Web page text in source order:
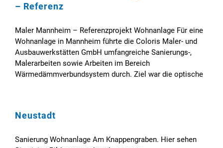
– Referenz
Maler Mannheim – Referenzprojekt Wohnanlage Für eine
Wohnanlage in Mannheim führte die Coloris Maler- und
Ausbauwerkstätten GmbH umfangreiche Sanierungs-,
Malerarbeiten sowie Arbeiten im Bereich
Wärmedämmverbundsystem durch. Ziel war die optische
Neustadt
Sanierung Wohnanlage Am Knappengraben. Hier sehen